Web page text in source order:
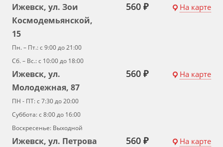
Ижевск, ул. Зои
Космодемьянской,
15
Пн. – Пт.: с 9:00 до 21:00
Сб. – Вс.: с 10:00 до 18:00
560 ₽ На карте
Ижевск, ул.
Молодежная, 87
ПН - ПТ: с 7:30 до 20:00
Суббота: с 8:00 до 16:00
Воскресенье: Выходной
560 ₽ На карте
Ижевск, ул. Петрова
560 ₽ На карте